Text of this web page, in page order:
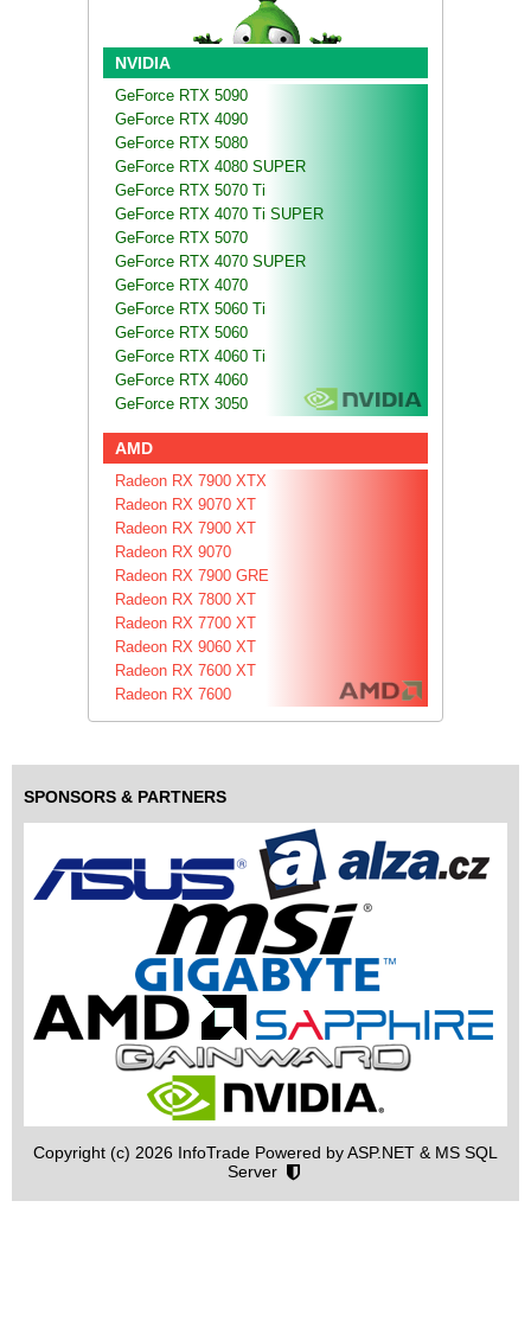
NVIDIA
GeForce RTX 5090
GeForce RTX 4090
GeForce RTX 5080
GeForce RTX 4080 SUPER
GeForce RTX 5070 Ti
GeForce RTX 4070 Ti SUPER
GeForce RTX 5070
GeForce RTX 4070 SUPER
GeForce RTX 4070
GeForce RTX 5060 Ti
GeForce RTX 5060
GeForce RTX 4060 Ti
GeForce RTX 4060
GeForce RTX 3050
AMD
Radeon RX 7900 XTX
Radeon RX 9070 XT
Radeon RX 7900 XT
Radeon RX 9070
Radeon RX 7900 GRE
Radeon RX 7800 XT
Radeon RX 7700 XT
Radeon RX 9060 XT
Radeon RX 7600 XT
Radeon RX 7600
SPONSORS & PARTNERS
Copyright (c) 2026 InfoTrade Powered by ASP.NET & MS SQL
Server